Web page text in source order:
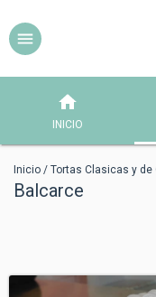
INICIO
Inicio / Tortas Clasicas y de
Balcarce